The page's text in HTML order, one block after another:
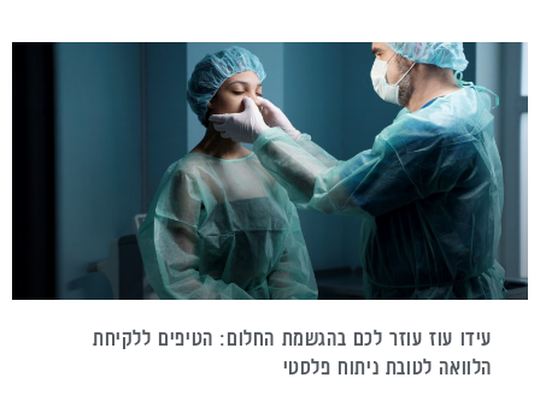
עידו עוז עוזר לכם בהגשמת החלום: הטיפים ללקיחת
הלוואה לטובת ניתוח פלסטי